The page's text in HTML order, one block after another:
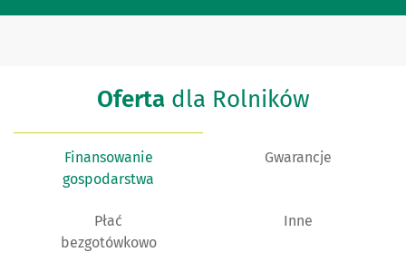
Ofertadla Rolników
Finansowanie
gospodarstwa
Gwarancje
Płać
bezgotówkowo
Inne